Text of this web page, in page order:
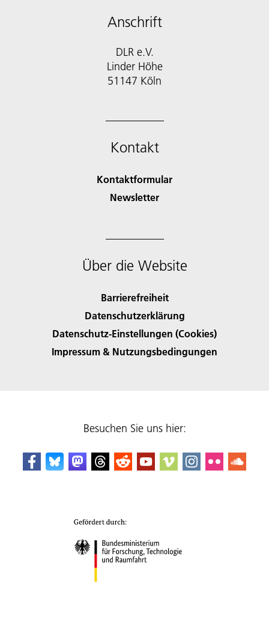
Anschrift
DLR e.V.
Linder Höhe
51147 Köln
Kontakt
Kontaktformular
Newsletter
Über die Website
Barrierefreiheit
Datenschutzerklärung
Datenschutz-Einstellungen (Cookies)
Impressum & Nutzungsbedingungen
Besuchen Sie uns hier: